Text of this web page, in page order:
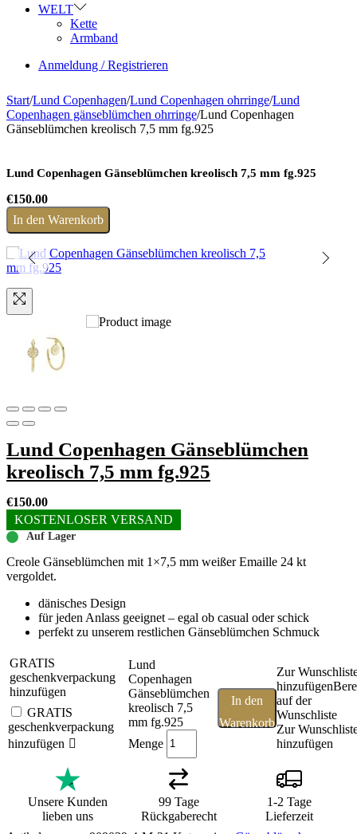
WELT
Kette
Armband
Anmeldung / Registrieren
Start/Lund Copenhagen/Lund Copenhagen ohrringe/Lund
Copenhagen gänseblümchen ohrringe/Lund Copenhagen
Gänseblümchen kreolisch 7,5 mm fg.925
Lund Copenhagen Gänseblümchen kreolisch 7,5 mm fg.925
€150.00
In den Warenkorb
Lund Copenhagen Gänseblümchen
kreolisch 7,5 mm fg.925
€150.00
KOSTENLOSER VERSAND
Auf Lager
Creole Gänseblümchen mit 1×7,5 mm weißer Emaille 24 kt
vergoldet.
dänisches Design
für jeden Anlass geeignet – egal ob casual oder schick
perfekt zu unserem restlichen Gänseblümchen Schmuck
GRATIS
geschenkverpackung
hinzufügen
GRATIS
geschenkverpackung
hinzufügen
Lund
Copenhagen
Gänseblümchen
kreolisch 7,5
mm fg.925
Menge
In den
Warenkorb
Zur
hinzufügen
auf der
Wunschliste
Zur
hinzufügen
Unsere Kunden
lieben uns
99 Tage
Rückgaberecht
1-2 Tage
Lieferzeit